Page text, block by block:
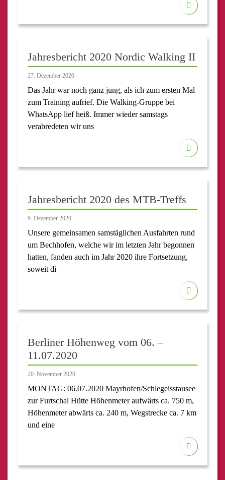
Jahresbericht 2020 Nordic Walking II
27. Dezember 2020
Das Jahr war noch ganz jung, als ich zum ersten Mal
zum Training aufrief. Die Walking-Gruppe bei
WhatsApp lief heiß. Immer wieder samstags
verabredeten wir uns
Jahresbericht 2020 des MTB-Treffs
9. Dezember 2020
Unsere gemeinsamen samstäglichen Ausfahrten rund
um Bechhofen, welche wir im letzten Jahr begonnen
hatten, fanden auch im Jahr 2020 ihre Fortsetzung,
soweit di
Berliner Höhenweg vom 06. –
11.07.2020
20. November 2020
MONTAG: 06.07.2020 Mayrhofen/Schlegeisstausee
zur Furtschal Hütte Höhenmeter aufwärts ca. 750 m,
Höhenmeter abwärts ca. 240 m, Wegstrecke ca. 7 km
und eine